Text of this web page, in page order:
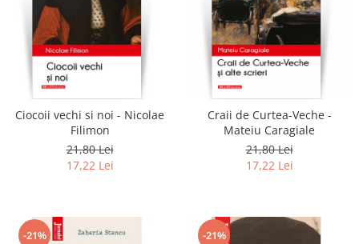
Ciocoii vechi si noi - Nicolae
Filimon
21,80 Lei
17,22 Lei
Craii de Curtea-Veche -
Mateiu Caragiale
21,80 Lei
17,22 Lei
-21% -21%